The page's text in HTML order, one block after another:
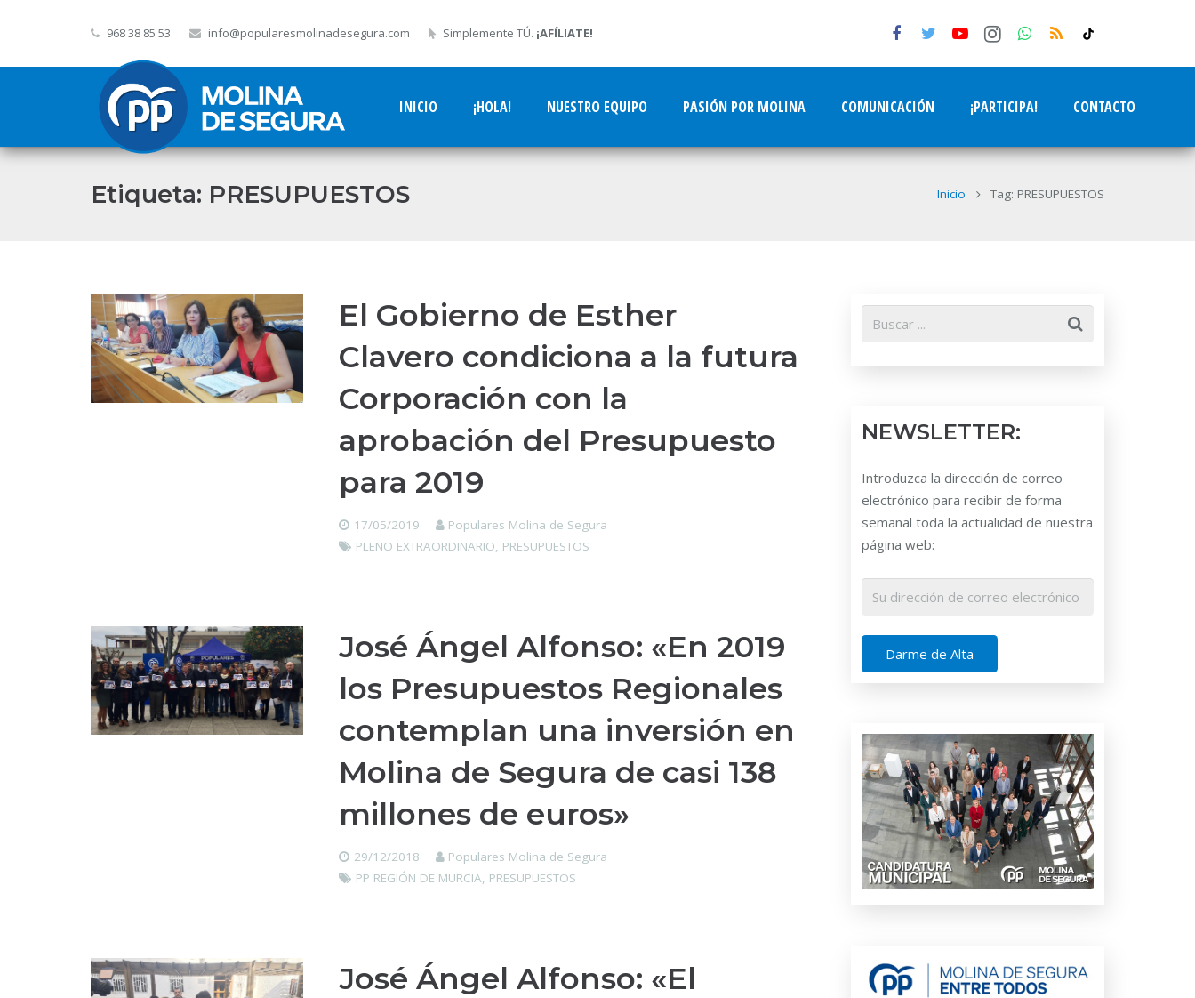
968 38 85 53 info@popularesmolinadesegura.com Simplemente TÚ. ¡AFÍLIATE! tiktok
INICIO ¡HOLA! NUESTRO EQUIPO PASIÓN POR MOLINA COMUNICACIÓN ¡PARTICIPA! CONTACTO
Etiqueta: PRESUPUESTOS Inicio Tag: PRESUPUESTOS
El Gobierno de Esther
Clavero condiciona a la futura
Corporación con la
aprobación del Presupuesto
para 2019
17/05/2019
Populares Molina de Segura
PLENO EXTRAORDINARIO, PRESUPUESTOS
José Ángel Alfonso: «En 2019
los Presupuestos Regionales
contemplan una inversión en
Molina de Segura de casi 138
millones de euros»
29/12/2018
Populares Molina de Segura
PP REGIÓN DE MURCIA, PRESUPUESTOS
José Ángel Alfonso: «El
NEWSLETTER:
Introduzca la dirección de correo
electrónico para recibir de forma
semanal toda la actualidad de nuestra
página web: